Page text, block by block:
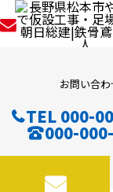
お問い合わ
TEL 000-
000-